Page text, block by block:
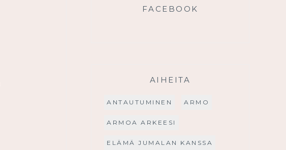
FACEBOOK
AIHEITA
ANTAUTUMINEN ARMO
ARMOA ARKEESI
ELÄMÄ JUMALAN KANSSA